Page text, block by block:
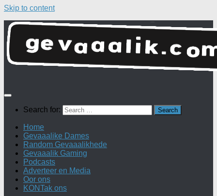
Skip to content
Search for:
Home
Gevaaalike Dames
Random Gevaaalikhede
Gevaaalik Gaming
Podcasts
Adverteer en Media
Oor ons
KONTak ons